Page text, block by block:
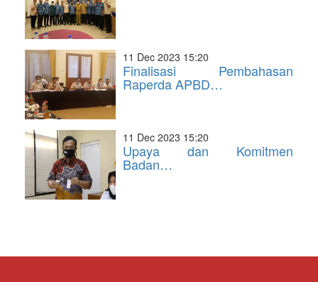
11 Dec 2023 15:20
Finalisasi Pembahasan
Raperda APBD…
11 Dec 2023 15:20
Upaya dan Komitmen
Badan…